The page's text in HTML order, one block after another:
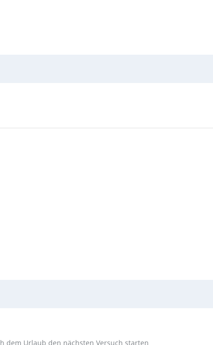
dem Urlaub den nächsten Versuch starten